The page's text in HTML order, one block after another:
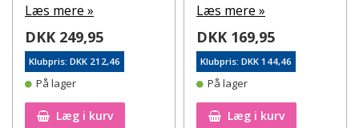
Læs mere »
DKK 249,95
Klubpris: DKK 212,46
På lager
Læg i kurv
Læs mere »
DKK 169,95
Klubpris: DKK 144,46
På lager
Læg i kurv